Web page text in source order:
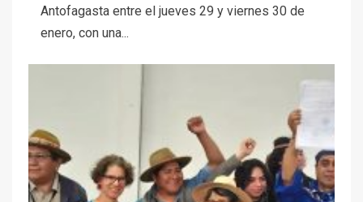
Antofagasta entre el jueves 29 y viernes 30 de
enero, con una...